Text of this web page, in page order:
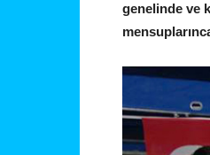
genelinde ve